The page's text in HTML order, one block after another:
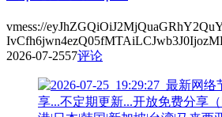
vmess://
2026-07-2557评论